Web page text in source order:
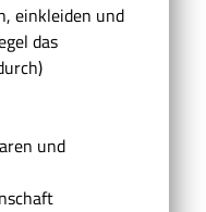
einkleiden und
das
und